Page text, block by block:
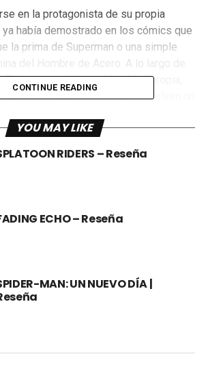
en la protagonista de su propia
había demostrado en los cómics que
la prima de Superman o una simple
El ha construido una identidad propia,
y matices que incluso la vuelven un
CONTINUE READING
YOU MAY LIKE
RIDERS – Reseña
ECHO – Reseña
MAN: UN NUEVO DÍA |